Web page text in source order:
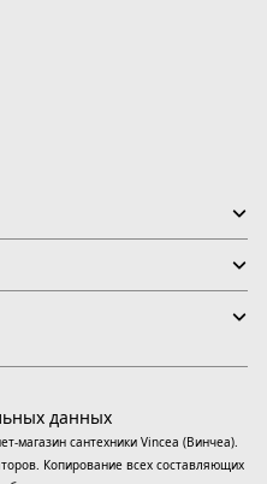
магазин сантехники Vincea (Винчеа).
Копирование всех составляющих
данных